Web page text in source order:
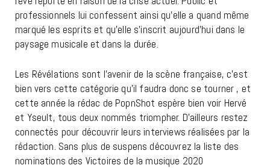
professionnels lui confessent ainsi qu’elle a quand même
marqué les esprits et qu’elle s’inscrit aujourd’hui dans le
paysage musicale et dans la durée.
Les Révélations sont l’avenir de la scène française, c’est
bien vers cette catégorie qu’il faudra donc se tourner , et
cette année la rédac de PopnShot espère bien voir Hervé
et Yseult, tous deux nommés triompher. D’ailleurs restez
connectés pour découvrir leurs interviews réalisées par la
rédaction. Sans plus de suspens découvrez la liste des
nominations des Victoires de la musique 2020